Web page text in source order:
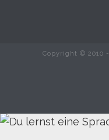
Copyright © 2010